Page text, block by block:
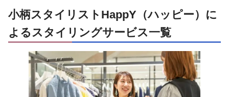
小柄スタイリストHappY（ハッピー）に
よるスタイリングサービス一覧